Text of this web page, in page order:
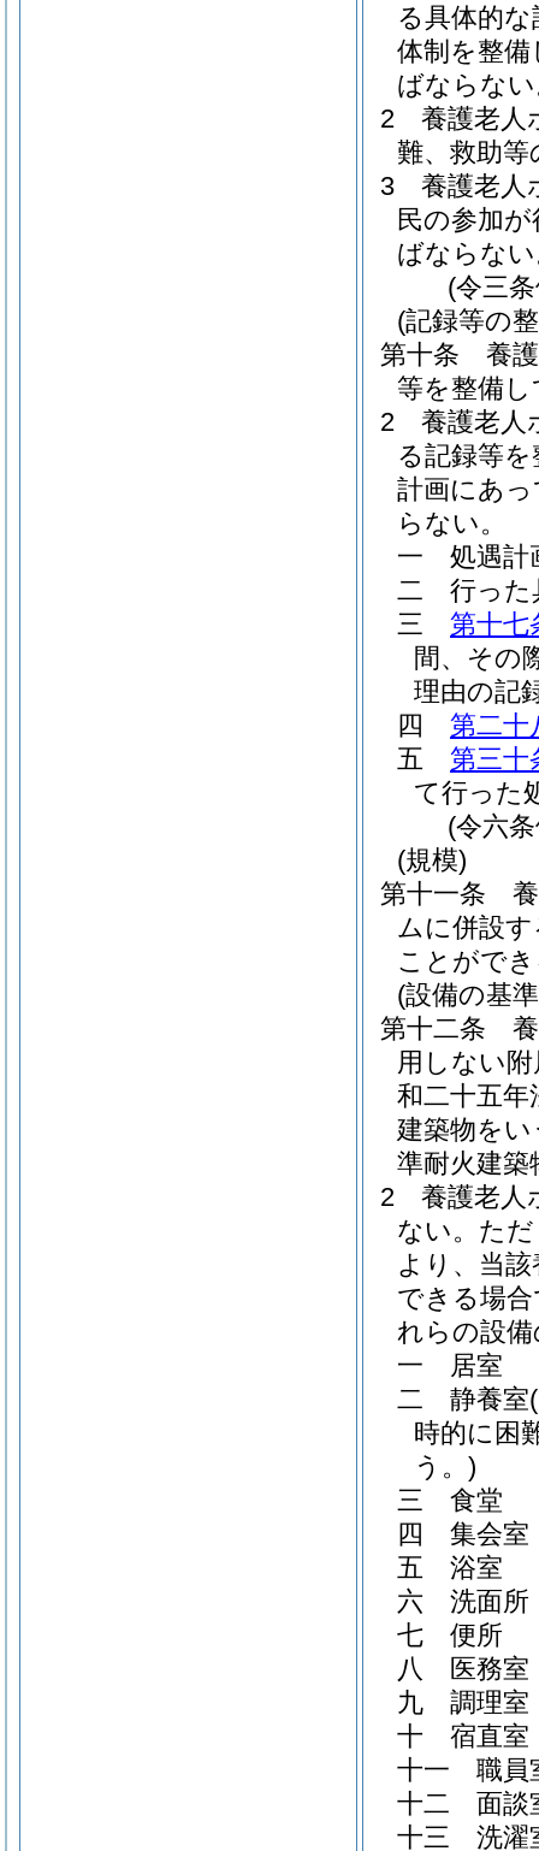
る具体的
体制を整
ばならな
2
養護老人
難、救助
3
養護老人
民の参加
ばならな
(令三
(記録等の
第十条
養
等を整備
2
養護老人
る記録等
計画にあ
らない。
一
処遇計
二
行った
三
第十七
間、その
理由の記
四
第二十
五
第三十
て行った
(令六
(規模)
第十一条
ムに併設
ことがで
(設備の基
第十二条
用しない
和二十五年
建築物をい
準耐火建
2
養護老人
ない。 た
より、当
できる場
れらの設
一
居室
二
静養室
時的に困
う。)
三
食堂
四
集会室
五
浴室
六
洗面所
七
便所
八
医務室
九
調理室
十
宿直室
十一
職員
十二
面談
十三
洗濯